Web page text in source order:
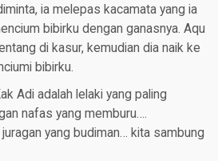
ia melepas kacamata yang ia
bibirku dengan ganasnya. Aqu
di kasur, kemudian dia naik ke
bibirku.
Adi adalah lelaki yang paling
nafas yang memburu….
yang budiman… kita sambung